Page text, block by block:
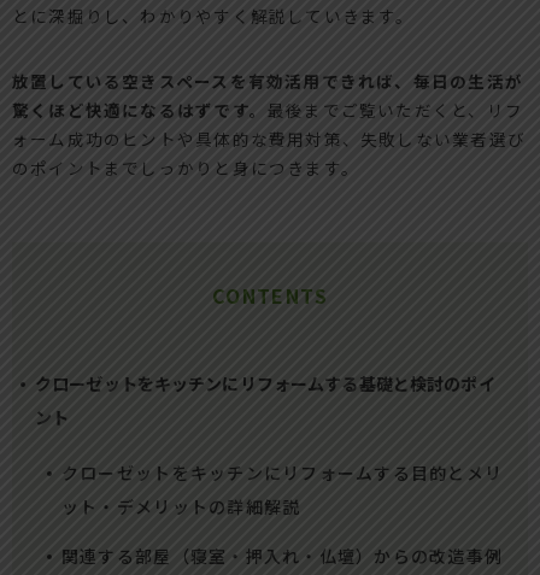
とに深掘りし、わかりやすく解説していきます。
放置している空きスペースを有効活用できれば、毎日の生活が
驚くほど快適になるはずです。 最後までご覧いただくと、リフ
ォーム成功のヒントや具体的な費用対策、失敗しない業者選び
のポイントまでしっかりと身につきます。
CONTENTS
クローゼットをキッチンにリフォームする基礎と検討のポイ
ント
クローゼットをキッチンにリフォームする目的とメリ
ット・デメリットの詳細解説
関連する部屋（寝室・押入れ・仏壇）からの改造事例